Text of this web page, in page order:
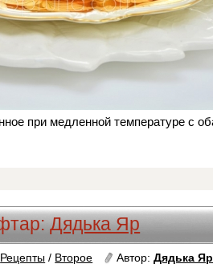
при медленной температуре с
Дядька Яр
Рецепты / Второе Автор:Дядька Яр